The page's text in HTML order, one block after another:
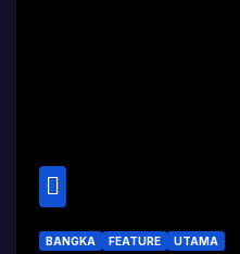
BANGKA FEATURE UTAMA